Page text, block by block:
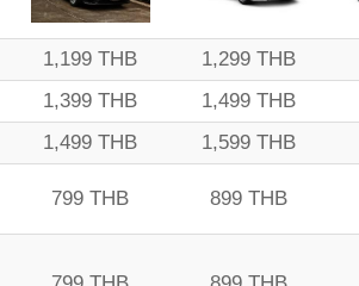
1,199 THB 1,299 THB
1,399 THB 1,499 THB
1,499 THB 1,599 THB
799 THB 899 THB